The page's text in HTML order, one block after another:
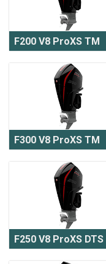
F200 V8 ProXS TM
F300 V8 ProXS TM
F250 V8 ProXS DTS